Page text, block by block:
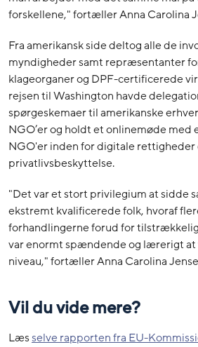
forskellene," fortæller Anna Carolina
Fra amerikansk side deltog alle de
myndigheder samt repræsentanter
klageorganer og DPF-certificerede
rejsen til Washington havde
spørgeskemaer til amerikanske
NGO’er og holdt et onlinemøde med
NGO'er inden for digitale rettigheder
privatlivsbeskyttelse.
"Det var et stort privilegium at sidde
ekstremt kvalificerede folk, hvoraf
forhandlingerne forud for
var enormt spændende og lærerigt
niveau," fortæller Anna Carolina
Vil du vide mere?
Læsselve rapporten fra EU-